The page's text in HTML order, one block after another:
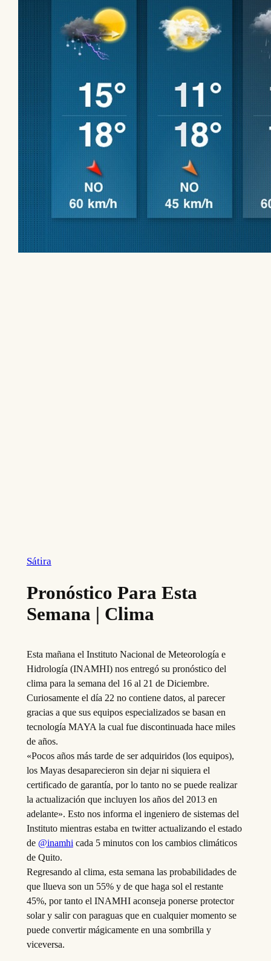
Sátira
Pronóstico Para Esta
Semana | Clima
Esta mañana el Instituto Nacional de Meteorología e
Hidrología (INAMHI) nos entregó su pronóstico del
clima para la semana del 16 al 21 de Diciembre.
Curiosamente el día 22 no contiene datos, al parecer
gracias a que sus equipos especializados se basan en
tecnología MAYA la cual fue discontinuada hace miles
de años.
«Pocos años más tarde de ser adquiridos (los equipos),
los Mayas desaparecieron sin dejar ni siquiera el
certificado de garantía, por lo tanto no se puede realizar
la actualización que incluyen los años del 2013 en
adelante». Esto nos informa el ingeniero de sistemas del
Instituto mientras estaba en twitter actualizando el estado
de @inamhi cada 5 minutos con los cambios climáticos
de Quito.
Regresando al clima, esta semana las probabilidades de
que llueva son un 55% y de que haga sol el restante
45%, por tanto el INAMHI aconseja ponerse protector
solar y salir con paraguas que en cualquier momento se
puede convertir mágicamente en una sombrilla y
viceversa.